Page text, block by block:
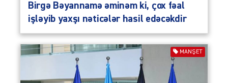
Birgə Bəyannamə əminəm ki, çox fəal
işləyib yaxşı nəticələr hasil edəcəkdir
MANŞET